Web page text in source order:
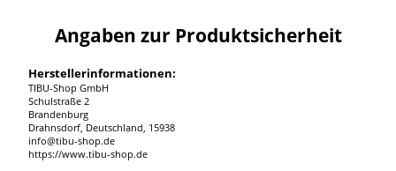
Angaben zur Produktsicherheit
Herstellerinformationen:
TIBU-Shop GmbH
Schulstraße 2
Brandenburg
Drahnsdorf, Deutschland, 15938
info@tibu-shop.de
https://www.tibu-shop.de